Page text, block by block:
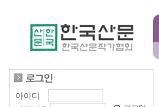
아이디